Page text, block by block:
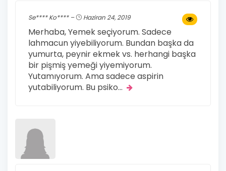
Se**** Ko**** – Haziran 24, 2019
Merhaba, Yemek seçiyorum. Sadece
lahmacun yiyebiliyorum. Bundan başka da
yumurta, peynir ekmek vs. herhangi başka
bir pişmiş yemeği yiyemiyorum.
Yutamıyorum. Ama sadece aspirin
yutabiliyorum. Bu psiko...